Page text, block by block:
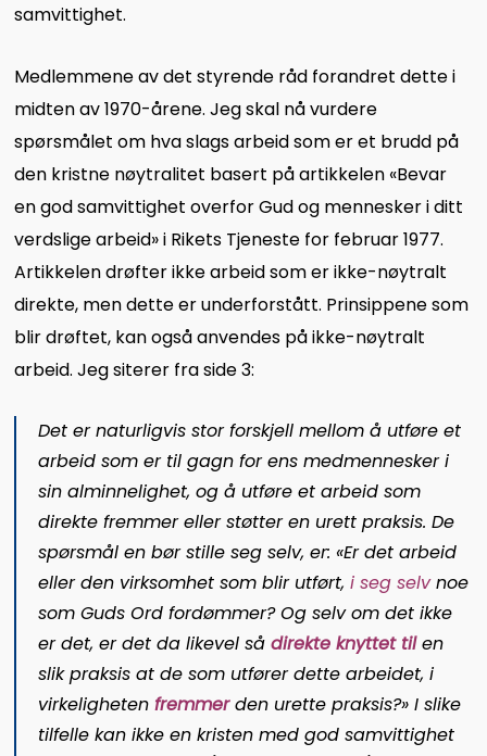
samvittighet.
Medlemmene av det styrende råd forandret dette i
midten av 1970-årene. Jeg skal nå vurdere
spørsmålet om hva slags arbeid som er et brudd på
den kristne nøytralitet basert på artikkelen «Bevar
en god samvittighet overfor Gud og mennesker i ditt
verdslige arbeid» i Rikets Tjeneste for februar 1977.
Artikkelen drøfter ikke arbeid som er ikke-nøytralt
direkte, men dette er underforstått. Prinsippene som
blir drøftet, kan også anvendes på ikke-nøytralt
arbeid. Jeg siterer fra side 3:
Det er naturligvis stor forskjell mellom å utføre et
arbeid som er til gagn for ens medmennesker i
sin alminnelighet, og å utføre et arbeid som
direkte fremmer eller støtter en urett praksis. De
spørsmål en bør stille seg selv, er: «Er det arbeid
eller den virksomhet som blir utført,i seg selvnoe
som Guds Ord fordømmer? Og selv om det ikke
er det, er det da likevel sådirekte knyttet tilen
slik praksis at de som utfører dette arbeidet, i
virkelighetenfremmerden urette praksis?» I slike
tilfelle kan ikke en kristen med god samvittighet